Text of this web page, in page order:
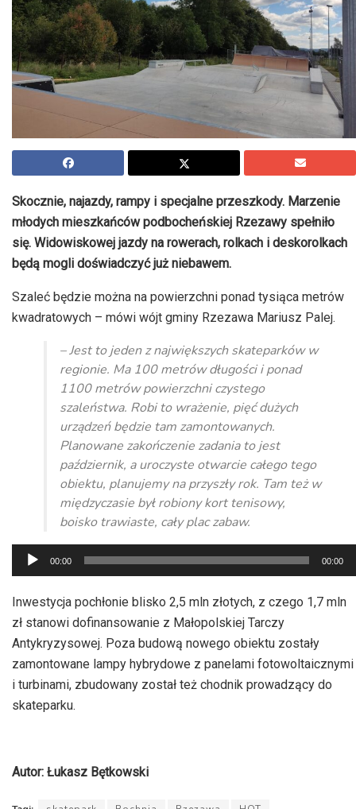
Skocznie, najazdy, rampy i specjalne przeszkody. Marzenie
młodych mieszkańców podbocheńskiej Rzezawy spełniło
się. Widowiskowej jazdy na rowerach, rolkach i deskorolkach
będą mogli doświadczyć już niebawem.
Szaleć będzie można na powierzchni ponad tysiąca metrów
kwadratowych – mówi wójt gminy Rzezawa Mariusz Palej.
– Jest to jeden z największych skateparków w
regionie. Ma 100 metrów długości i ponad
1100 metrów powierzchni czystego
szaleństwa. Robi to wrażenie, pięć dużych
urządzeń będzie tam zamontowanych.
Planowane zakończenie zadania to jest
październik, a uroczyste otwarcie całego tego
obiektu, planujemy na przyszły rok. Tam też w
międzyczasie był robiony kort tenisowy,
boisko trawiaste, cały plac zabaw.
Odtwarzacz
plików
dźwiękowych
00:00 00:00
Inwestycja pochłonie blisko 2,5 mln złotych, z czego 1,7 mln
zł stanowi dofinansowanie z Małopolskiej Tarczy
Antykryzysowej. Poza budową nowego obiektu zostały
zamontowane lampy hybrydowe z panelami fotowoltaicznymi
i turbinami, zbudowany został też chodnik prowadzący do
skateparku.
Autor: Łukasz Bętkowski